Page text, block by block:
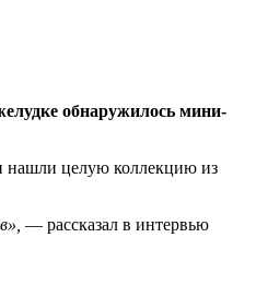
обнаружилось мини-
нашли целую коллекцию из
— рассказал в интервью